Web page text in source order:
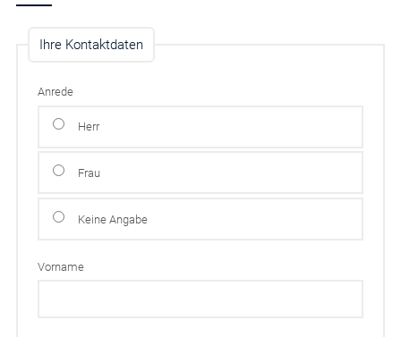
Ihre Kontaktdaten
Anrede
Herr
Frau
Keine Angabe
Vorname